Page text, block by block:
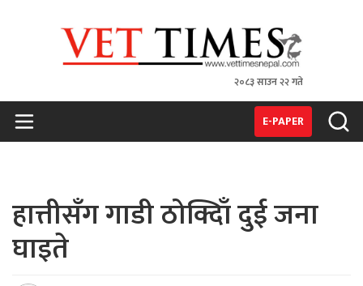
२०८३ साउन २२ गते
E-PAPER
हात्तीसँग गाडी ठोक्दिाँ दुई जना
घाइते